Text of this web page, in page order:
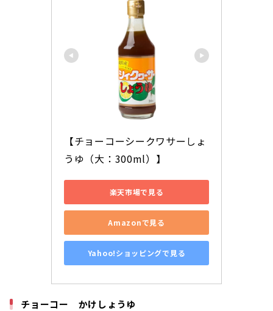
【チョーコーシークワサーしょ
うゆ（大：300ml）】
楽天市場で見る
Amazonで見る
Yahoo!ショッピングで見る
チョーコー かけしょうゆ